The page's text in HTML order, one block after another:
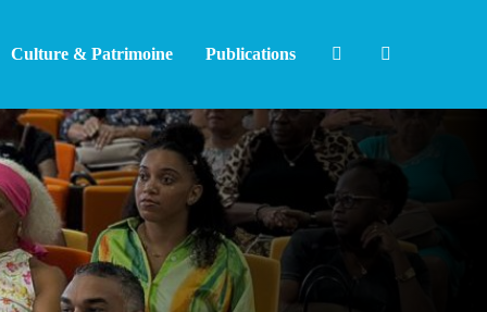
Culture & Patrimoine Publications